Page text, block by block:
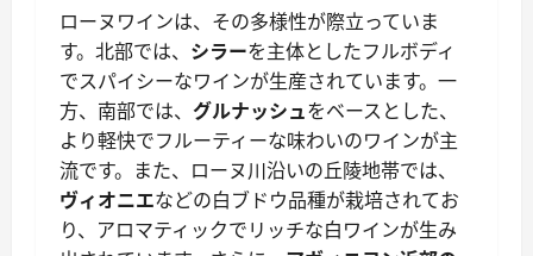
ローヌワインは、その多様性が際立っていま
す。北部では、 シラーを主体としたフルボディ
でスパイシーなワインが生産されています。一
方、南部では、 グルナッシュをベースとした、
より軽快でフルーティーな味わいのワインが主
流です。また、ローヌ川沿いの丘陵地帯では、
ヴィオニエなどの白ブドウ品種が栽培されてお
り、アロマティックでリッチな白ワインが生み